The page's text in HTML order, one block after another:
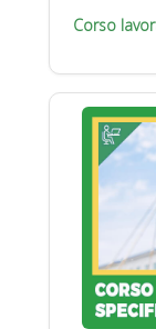
Corso